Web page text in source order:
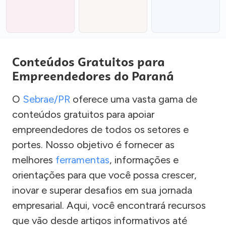
Conteúdos Gratuitos para
Empreendedores do Paraná
O Sebrae/PR oferece uma vasta gama de
conteúdos gratuitos para apoiar
empreendedores de todos os setores e
portes. Nosso objetivo é fornecer as
melhores ferramentas, informações e
orientações para que você possa crescer,
inovar e superar desafios em sua jornada
empresarial. Aqui, você encontrará recursos
que vão desde artigos informativos até